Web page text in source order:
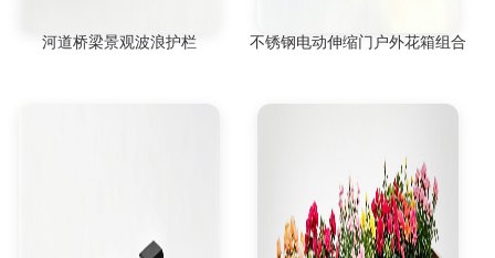
河道桥梁景观波浪护栏 不锈钢电动伸缩门户外花箱组合